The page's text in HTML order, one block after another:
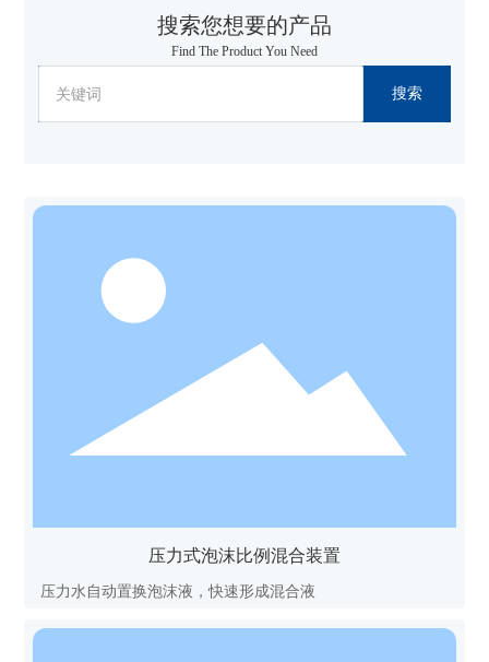
搜索您想要的产品
Find The Product You Need
搜索
压力式泡沫比例混合装置
压力水自动置换泡沫液，快速形成混合液